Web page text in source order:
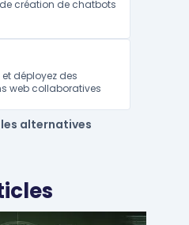
création de chatbots
et déployez des
web collaboratives
alternatives